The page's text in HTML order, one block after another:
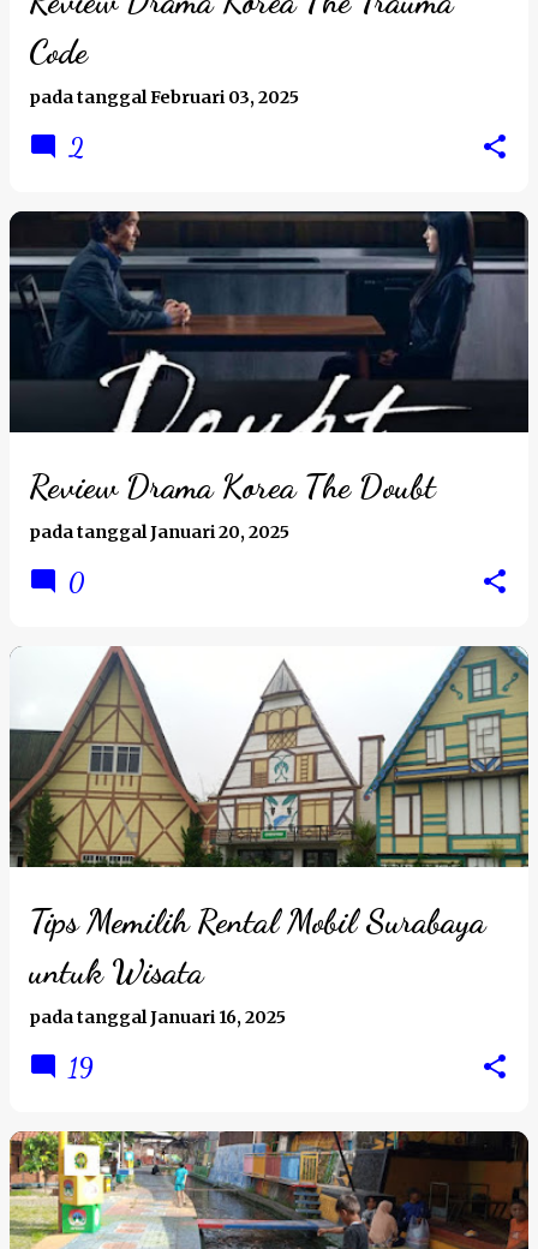
Code
pada tanggalFebruari 03, 2025
2
Review Drama Korea The Doubt
pada tanggalJanuari 20, 2025
0
Tips Memilih Rental Mobil Surabaya
untuk Wisata
pada tanggalJanuari 16, 2025
19